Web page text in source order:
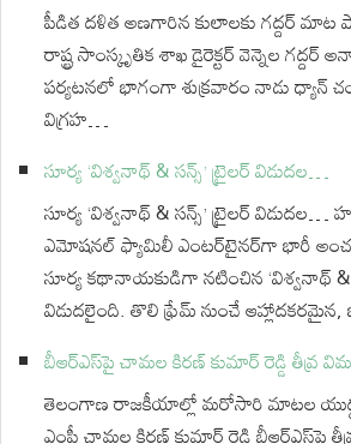
పీడిత దళిత అణగారిన కులాలకు గద్దర్ మాట
రాష్ట్ర సాంస్కృతిక శాఖ డైరెక్టర్ వెన్నెల గద్దర్
పర్యటనలో భాగంగా శుక్రవారం నాడు ధ్యాన్
విగ్రహ…
సూర్య ‘విశ్వనాథ్ & సన్స్’ ట్రైలర్ విడుదల…
సూర్య ‘విశ్వనాథ్ & సన్స్’ ట్రైలర్ విడుదల…
ఎమోషనల్ ఫ్యామిలీ ఎంటర్‌టైనర్‌గా భారీ
సూర్య కథానాయకుడిగా నటించిన ‘విశ్వనాథ్ &
విడుదలైంది. తొలి ఫ్రేమ్ నుంచే
బీఆర్ఎస్‌పై చామల కిరణ్ కుమార్ రెడ్డి తీవ్ర
తెలంగాణ రాజకీయాల్లో మరోసారి మాటల
ఎంపీ చామల కిరణ్ కుమార్ రెడ్డి బీఆర్ఎస్‌పై